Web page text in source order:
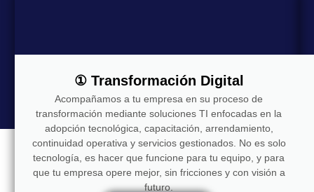
① Transformación Digital
Acompañamos a tu empresa en su proceso de
transformación mediante soluciones TI enfocadas en la
adopción tecnológica, capacitación, arrendamiento,
continuidad operativa y servicios gestionados. No es solo
tecnología, es hacer que funcione para tu equipo, y para
que tu empresa opere mejor, sin fricciones y con visión a
futuro.